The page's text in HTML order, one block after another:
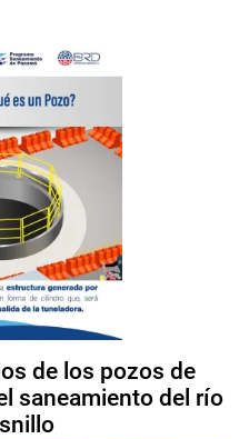
de los pozos de
saneamiento del río